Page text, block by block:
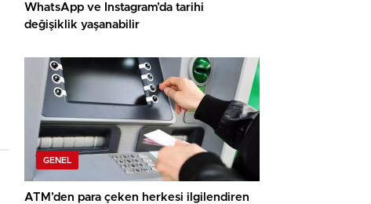
WhatsApp ve Instagram’da tarihi
değişiklik yaşanabilir
GENEL
ATM’den para çeken herkesi ilgilendiren